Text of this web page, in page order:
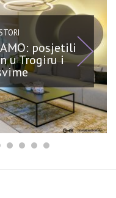
posjetili
u Trogiru i